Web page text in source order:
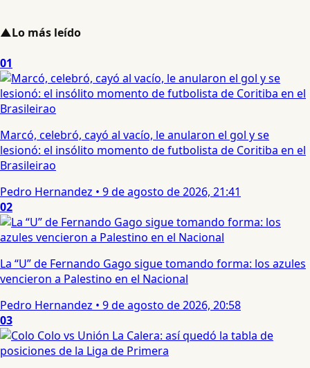
▲Lo más leído
01
Marcó, celebró, cayó al vacío, le anularon el gol y se
lesionó: el insólito momento de futbolista de Coritiba en el
Brasileirao
Pedro Hernandez • 9 de agosto de 2026, 21:41
02
La “U” de Fernando Gago sigue tomando forma: los azules
vencieron a Palestino en el Nacional
Pedro Hernandez • 9 de agosto de 2026, 20:58
03